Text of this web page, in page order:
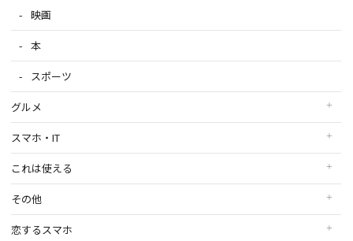
映画
本
スポーツ
グルメ
スマホ・IT
これは使える
その他
恋するスマホ